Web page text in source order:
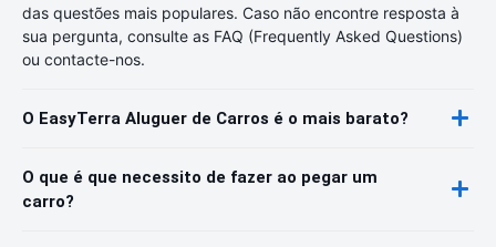
das questões mais populares. Caso não encontre resposta à
sua pergunta, consulte as FAQ (Frequently Asked Questions)
ou contacte-nos.
O EasyTerra Aluguer de Carros é o mais barato?
O que é que necessito de fazer ao pegar um
carro?